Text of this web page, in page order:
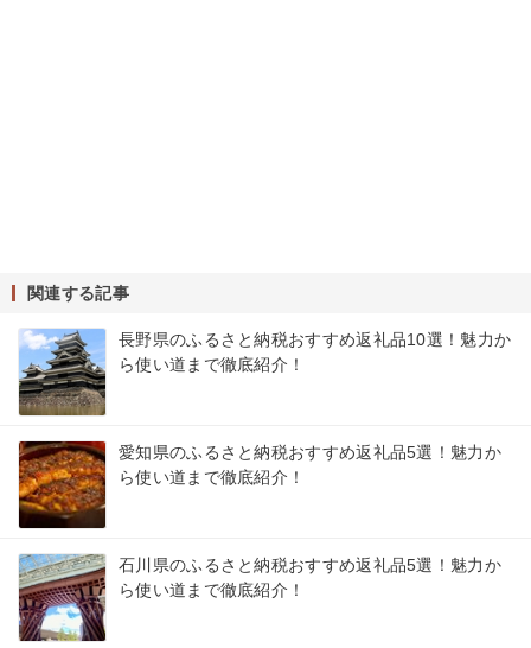
関連する記事
長野県のふるさと納税おすすめ返礼品10選！魅力か
ら使い道まで徹底紹介！
愛知県のふるさと納税おすすめ返礼品5選！魅力か
ら使い道まで徹底紹介！
石川県のふるさと納税おすすめ返礼品5選！魅力か
ら使い道まで徹底紹介！